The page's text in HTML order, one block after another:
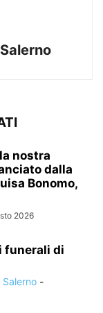
nostra
dalla
Bonomo,
2026
funerali di
-